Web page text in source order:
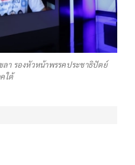
า รองหัวหน้าพรรคประชาธิปัตย์
ใต้